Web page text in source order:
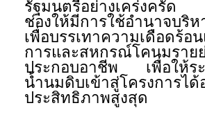
รัฐมนตรีอย่างเคร่งครัด
ช่องให้มีการใช้อำนาจบริห
เพื่อบรรเทาความเดือดร้อ
การและสหกรณ์โคนมราย
ประกอบอาชีพ เพื่อให้ระ
น้ำนมดิบเข้าสู่โครงการได้
ประสิทธิภาพสูงสุด